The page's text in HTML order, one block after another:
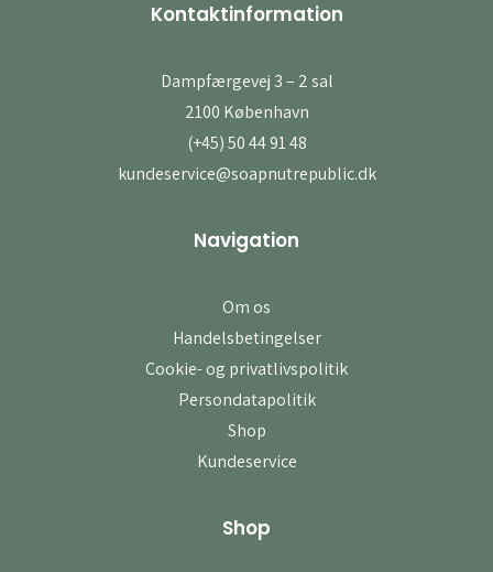
Kontaktinformation
Dampfærgevej 3 – 2 sal
2100 København
(+45) 50 44 91 48
kundeservice@soapnutrepublic.dk
Navigation
Om os
Handelsbetingelser
Cookie- og privatlivspolitik
Persondatapolitik
Shop
Kundeservice
Shop